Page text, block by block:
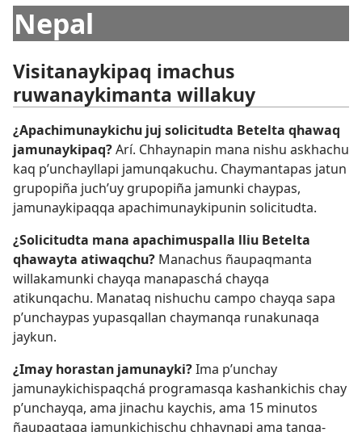
Nepal
Visitanaykipaq imachus
ruwanaykimanta willakuy
¿Apachimunaykichu juj solicitudta Betelta qhawaq
jamunaykipaq?Arí. Chhaynapin mana nishu askhachu
kaq p’unchayllapi jamunqakuchu. Chaymantapas jatun
grupopiña juch’uy grupopiña jamunki chaypas,
jamunaykipaqqa apachimunaykipunin solicitudta.
¿Solicitudta mana apachimuspalla lliu Betelta
qhawayta atiwaqchu? Manachus ñaupaqmanta
willakamunki chayqa manapaschá chayqa
atikunqachu. Manataq nishuchu campo chayqa sapa
p’unchaypas yupasqallan chaymanqa runakunaqa
jaykun.
¿Imay horastan jamunayki?Ima p’unchay
jamunaykichispaqchá programasqa kashankichis chay
p’unchayqa, ama jinachu kaychis, ama 15 minutos
ñaupaqtaqa jamunkichischu chhaynapi ama tanqa-